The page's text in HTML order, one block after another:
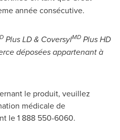
année consécutive.
Plus LD & CoversylMD Plus HD
déposées appartenant à
le produit, veuillez
médicale de
le 1 888 550-6060.